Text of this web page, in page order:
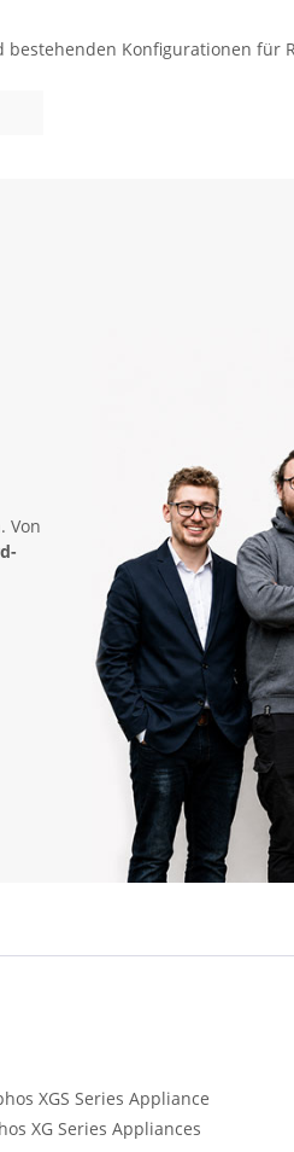
Konfigurationen für
Von
XGS Series Appliance
XG Series Appliances